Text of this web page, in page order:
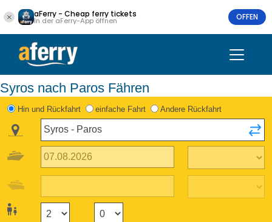
aFerry - Cheap ferry tickets
In der aFerry-App öffnen OFFEN
Syros nach Paros Fähren
Hin und Rückfahrt einfache Fahrt Andere Rückfahrt